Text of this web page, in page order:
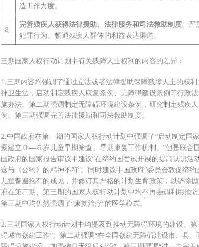
造工作力度。
8
完善残疾人获得法律援助、法律服务和司法救助制度。严
犯罪行为。畅通残疾人群体的利益表达渠道。
三期国家人权行动计划中有关残障人士权利的内容的差异：
1.三期内容均强调了通过立法或者法律援助保障残障人士的权
神卫生法，启动制定残疾人康复条例、无障碍建设条例等行政
施办法。第二期强调制定无障碍环境建设条例，研究制定残疾
例。第三期强调完善法律援助和司法救助制度。
2.中国政府在第一期的国家人权行动计划中强调了“启动制定国
索建立０―６岁儿童早期筛查、早期康复工作机制。”但是联合
国政府的国家报告审议中建议“在缔约国尝试开展的提高认识活
这与《公约》的精神不符”。同时建议中国政府“委员会敦促缔
儿童普遍抱有的成见，并修订其严格的计划生育政策，以铲除抛
府在第二期、第三期的国家人权行动计划中均不再强调利用预
第三期中均仍然强调了“康复治疗”的医学模式。
3.三期国家人权行动计划中均提及到推动无障碍环境的建设。
碍城市创建工作”。第二期强调“在全国创建无障碍建设市、县